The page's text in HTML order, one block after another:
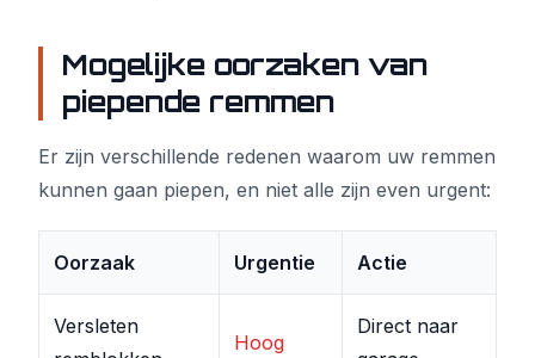
Mogelijke oorzaken van
piepende remmen
Er zijn verschillende redenen waarom uw remmen
kunnen gaan piepen, en niet alle zijn even urgent:
Oorzaak Urgentie Actie
Versleten
Hoog
Direct naar